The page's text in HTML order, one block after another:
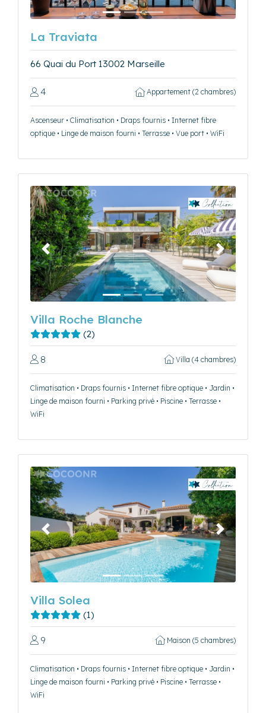
La Traviata
66 Quai du Port 13002 Marseille
4 Appartement (2 chambres)
Ascenseur • Climatisation • Draps fournis • Internet fibre
optique • Linge de maison fourni • Terrasse • Vue port • WiFi
Précédent Suivant
Villa Roche Blanche
(2)
8 Villa (4 chambres)
Climatisation • Draps fournis • Internet fibre optique • Jardin •
Linge de maison fourni • Parking privé • Piscine • Terrasse •
WiFi
Précédent Suivant
Villa Solea
(1)
9 Maison (5 chambres)
Climatisation • Draps fournis • Internet fibre optique • Jardin •
Linge de maison fourni • Parking privé • Piscine • Terrasse •
WiFi